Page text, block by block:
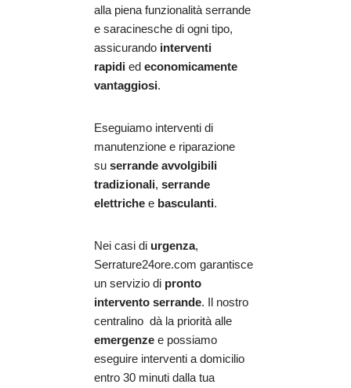
alla piena funzionalità serrande
e saracinesche di ogni tipo,
assicurando interventi
rapidi ed economicamente
vantaggiosi.
Eseguiamo interventi di
manutenzione e riparazione
su serrande avvolgibili
tradizionali, serrande
elettriche e basculanti.
Nei casi di urgenza,
Serrature24ore.com garantisce
un servizio di pronto
intervento serrande. Il nostro
centralino dà la priorità alle
emergenze e possiamo
eseguire interventi a domicilio
entro 30 minuti dalla tua